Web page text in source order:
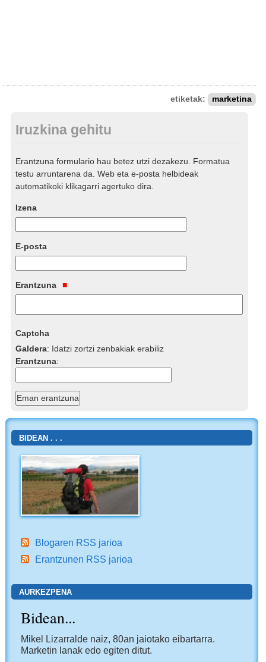
etiketak: marketina
Iruzkina gehitu
Erantzuna formulario hau betez utzi dezakezu. Formatua
testu arruntarena da. Web eta e-posta helbideak
automatikoki klikagarri agertuko dira.
Izena
E-posta
Erantzuna
Captcha
Galdera: Idatzi zortzi zenbakiak erabiliz
Erantzuna:
BIDEAN . . .
Blogaren RSS jarioa
Erantzunen RSS jarioa
AURKEZPENA
Bidean...
Mikel Lizarralde naiz, 80an jaiotako eibartarra.
Marketin lanak edo egiten ditut.